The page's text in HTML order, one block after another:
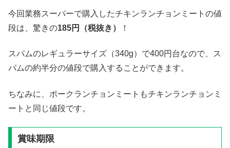
今回業務スーパーで購入したチキンランチョンミートの値
段は、驚きの185円（税抜き） ！
スパムのレギュラーサイズ（340g）で400円台なので、ス
パムの約半分の値段で購入することができます。
ちなみに、ポークランチョンミートもチキンランチョンミ
ートと同じ値段です。
賞味期限